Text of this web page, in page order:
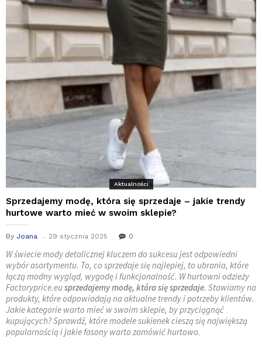
Aktualności
Sprzedajemy modę, która się sprzedaje – jakie trendy
hurtowe warto mieć w swoim sklepie?
By Joana 29 stycznia 2025 0
W świecie mody detalicznej kluczem do sukcesu jest odpowiedni
wybór asortymentu. To, co sprzedaje się najlepiej, to ubrania, które
łączą modny wygląd, wygodę i funkcjonalność. W hurtowni odzieży
Factoryprice.eusprzedajemy modę, która się sprzedaje. Stawiamy na
produkty, które odpowiadają na aktualne trendy i potrzeby klientów.
Jakie kategorie warto mieć w swoim sklepie, by przyciągnąć
kupujących? Sprawdź, które modele sukienek cieszą się największą
popularnością i jakie fasony warto zamówić hurtowo.